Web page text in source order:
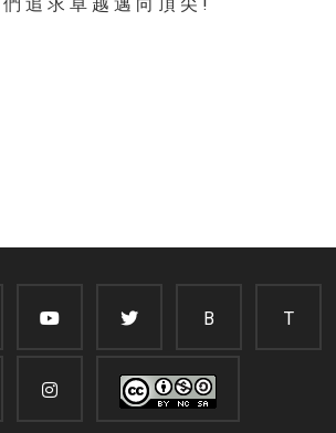
B T